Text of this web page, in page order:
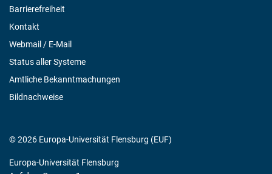
Barrierefreiheit
Kontakt
Webmail / E-Mail
Status aller Systeme
Amtliche Bekanntmachungen
Bildnachweise
© 2026 Europa-Universität Flensburg (EUF)
Europa-Universität Flensburg